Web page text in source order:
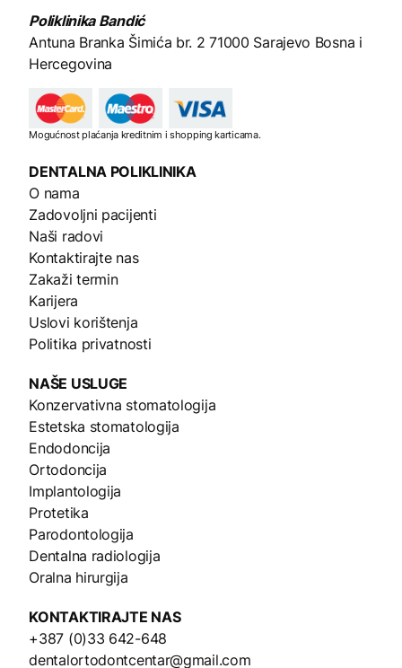
Poliklinika Bandić
Antuna Branka Šimića br. 2 71000 Sarajevo Bosna i
Hercegovina
Mogućnost plaćanja kreditnim i shopping karticama.
DENTALNA POLIKLINIKA
O nama
Zadovoljni pacijenti
Naši radovi
Kontaktirajte nas
Zakaži termin
Karijera
Uslovi korištenja
Politika privatnosti
NAŠE USLUGE
Konzervativna stomatologija
Estetska stomatologija
Endodoncija
Ortodoncija
Implantologija
Protetika
Parodontologija
Dentalna radiologija
Oralna hirurgija
KONTAKTIRAJTE NAS
+387 (0)33 642-648
dentalortodontcentar@gmail.com